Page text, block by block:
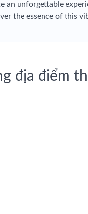
an unforgettable
the essence of this
địa điểm